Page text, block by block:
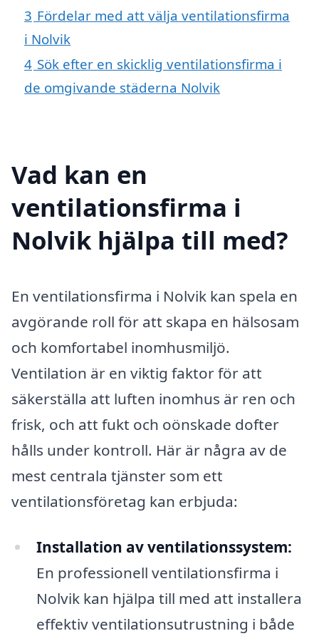
3 Fördelar med att välja ventilationsfirma
i Nolvik
4 Sök efter en skicklig ventilationsfirma i
de omgivande städerna Nolvik
Vad kan en
ventilationsfirma i
Nolvik hjälpa till med?
En ventilationsfirma i Nolvik kan spela en
avgörande roll för att skapa en hälsosam
och komfortabel inomhusmiljö.
Ventilation är en viktig faktor för att
säkerställa att luften inomhus är ren och
frisk, och att fukt och oönskade dofter
hålls under kontroll. Här är några av de
mest centrala tjänster som ett
ventilationsföretag kan erbjuda:
Installation av ventilationssystem:
En professionell ventilationsfirma i
Nolvik kan hjälpa till med att installera
effektiv ventilationsutrustning i både